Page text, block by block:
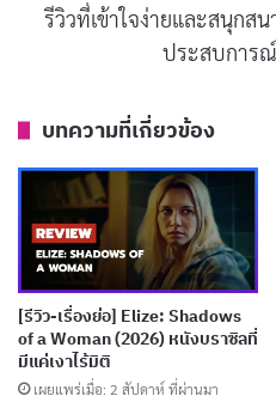
เรื่องราวของอูร์ซา (Lindsay
ต้องการล้างแค้นให้สามีของเ
ปะทะสุดโหดดิบแบบหนังเรื่อง
ถ่ายทอดผ่านแอนิเมชันสุดเฉีย
ไปตลอดการต่อสู้
ตอนนี้ติดตามเรื่องราวของนินจ
เผชิญหน้ากับพี่ชายของตนเอง
สูงสุด สไตล์การต่อสู้รวดเร็วว่
ลึกลับ การดำเนินเรื่องที่แทบไ
รีวิวที่เข้าใจง่ายและสนุกส
ประสบการ
บทความที่เกี่ยวข้อง
[รีวิว-เรื่องย่อ] Elize: Shadows
of a Woman (2026) หนังบราซิลที่
มีแค่เงาไร้มิติ
เผยแพร่เมื่อ: 2 สัปดาห์ ที่ผ่านมา